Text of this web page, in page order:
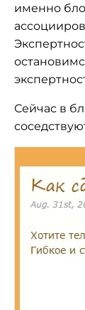
именно
Сейчас в